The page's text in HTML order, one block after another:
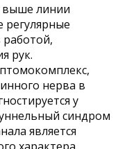
выше линии
регулярные
рук.
нерва в
у
синдром
является